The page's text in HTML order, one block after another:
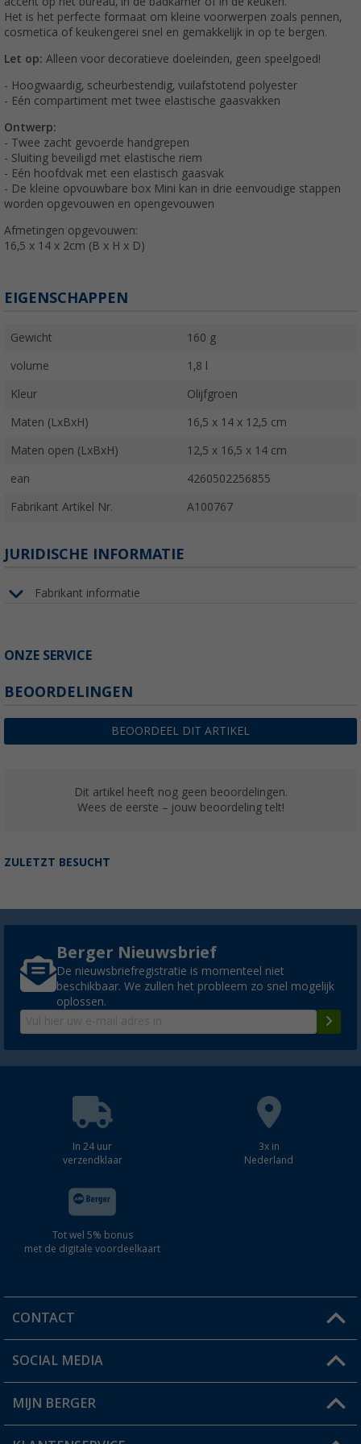
Het is het perfecte formaat om kleine voorwerpen zoals pennen,
cosmetica of keukengerei snel en gemakkelijk in op te bergen.
Let op: Alleen voor decoratieve doeleinden, geen speelgoed!
- Hoogwaardig, scheurbestendig, vuilafstotend polyester
- Eén compartiment met twee elastische gaasvakken
Ontwerp:
- Twee zacht gevoerde handgrepen
- Sluiting beveiligd met elastische riem
- Eén hoofdvak met een elastisch gaasvak
- De kleine opvouwbare box Mini kan in drie eenvoudige stappen
worden opgevouwen en opengevouwen
Afmetingen opgevouwen:
16,5 x 14 x 2cm (B x H x D)
EIGENSCHAPPEN
Gewicht 160 g
volume 1,8 l
Kleur Olijfgroen
Maten (LxBxH) 16,5 x 14 x 12,5 cm
Maten open (LxBxH) 12,5 x 16,5 x 14 cm
ean 4260502256855
Fabrikant Artikel Nr. A100767
JURIDISCHE INFORMATIE
Fabrikant informatie
ONZE SERVICE
BEOORDELINGEN
BEOORDEEL DIT ARTIKEL
Dit artikel heeft nog geen beoordelingen.
Wees de eerste – jouw beoordeling telt!
ZULETZT BESUCHT
Berger Nieuwsbrief
De nieuwsbriefregistratie is momenteel niet
beschikbaar. We zullen het probleem zo snel mogelijk
oplossen.
In 24 uur
verzendklaar
3x in
Nederland
Tot wel 5% bonus
met de digitale voordeelkaart
CONTACT
Een vraag?
Winkel vinden
SOCIAL MEDIA
MIJN BERGER